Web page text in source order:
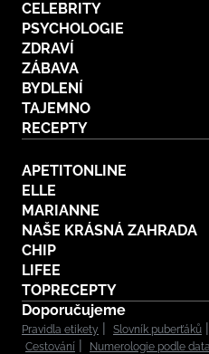
CELEBRITY
PSYCHOLOGIE
ZDRAVÍ
ZÁBAVA
BYDLENÍ
TAJEMNO
RECEPTY
APETITONLINE
ELLE
MARIANNE
NAŠE KRÁSNÁ ZAHRADA
CHIP
LIFEE
TOPRECEPTY
Doporučujeme
Pravidla etikety Slovník puberťáků
Cestování
Numerologie podle